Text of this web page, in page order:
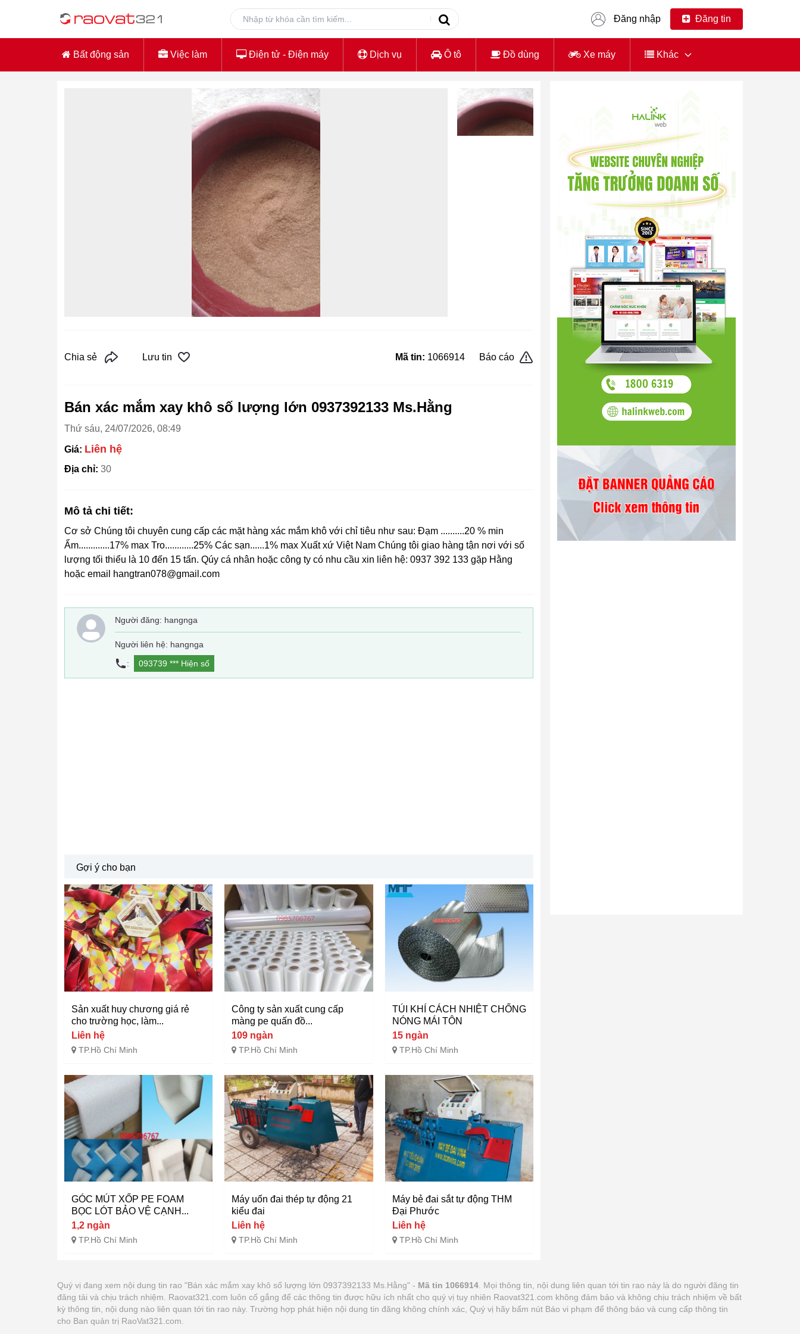
Đăng nhập Đăng tin
Bất động sản Việc làm Điện tử - Điện máy Dịch vụ Ô tô Đồ dùng Xe máy Khác
Chia sẻ Lưu tin Mã tin: 1066914 Báo cáo
Bán xác mắm xay khô số lượng lớn 0937392133 Ms.Hằng
Thứ sáu, 24/07/2026, 08:49
Giá: Liên hệ
Địa chỉ: 30
Mô tả chi tiết:
Cơ sở Chúng tôi chuyên cung cấp các mặt hàng xác mắm khô với chỉ tiêu như sau: Đạm ..........20 % min
Ẩm.............17% max Tro............25% Các sạn......1% max Xuất xứ Việt Nam Chúng tôi giao hàng tận nơi với số
lượng tối thiểu là 10 đến 15 tấn. Qúy cá nhân hoặc công ty có nhu cầu xin liên hệ: 0937 392 133 gặp Hằng
hoặc email hangtran078@gmail.com
Người đăng: hangnga
Người liên hệ: hangnga
:
093739 *** Hiện số
Gợi ý cho bạn
Sản xuất huy chương giá rẻ
cho trường học, làm...
Liên hệ
TP.Hồ Chí Minh
Công ty sản xuất cung cấp
màng pe quấn đồ...
109 ngàn
TP.Hồ Chí Minh
TÚI KHÍ CÁCH NHIỆT CHỐNG
NÓNG MÁI TÔN
15 ngàn
TP.Hồ Chí Minh
GÓC MÚT XỐP PE FOAM
BỌC LÓT BẢO VỆ CẠNH...
1,2 ngàn
TP.Hồ Chí Minh
Máy uốn đai thép tự động 21
kiểu đai
Liên hệ
TP.Hồ Chí Minh
Máy bẻ đai sắt tự động THM
Đại Phước
Liên hệ
TP.Hồ Chí Minh
Quý vị đang xem nội dung tin rao "Bán xác mắm xay khô số lượng lớn 0937392133 Ms.Hằng" - Mã tin 1066914 . Mọi thông tin, nội dung liên quan tới tin rao này là do người đăng tin
đăng tải và chịu trách nhiệm. Raovat321.com luôn cố gắng để các thông tin được hữu ích nhất cho quý vị tuy nhiên Raovat321.com không đảm bảo và không chịu trách nhiệm về bất
kỳ thông tin, nội dung nào liên quan tới tin rao này. Trường hợp phát hiện nội dung tin đăng không chính xác, Quý vị hãy bấm nút Báo vi phạm để thông báo và cung cấp thông tin
cho Ban quản trị RaoVat321.com.